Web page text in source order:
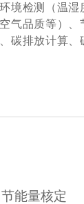
境检测（温湿
气品质等）、
碳排放计算、
能量核定